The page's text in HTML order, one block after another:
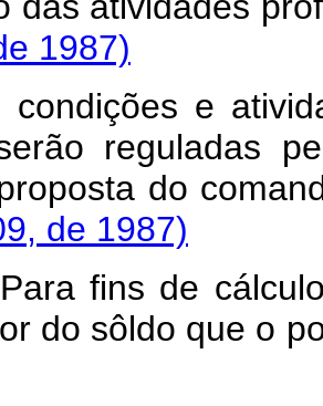
1987)
condições e
reguladas
proposta do
de 1987)
fins de
do sôldo que o